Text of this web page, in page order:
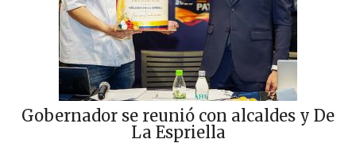
Gobernador se reunió con alcaldes y De
La Espriella